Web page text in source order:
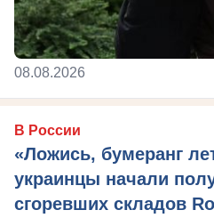
08.08.2026
В России
«Ложись, бумеранг
украинцы начали
сгоревших складов